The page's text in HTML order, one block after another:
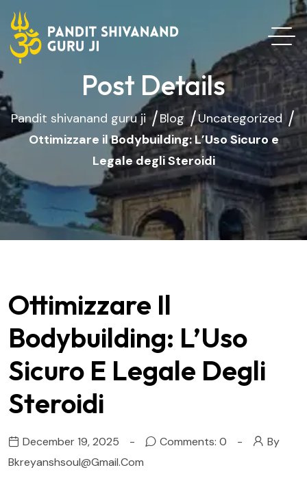
Post Details
Pandit shivanand guru ji Blog
Uncategorized
Ottimizzare il Bodybuilding: L’Uso Sicuro e
Legale degli Steroidi
Ottimizzare Il
Bodybuilding: L’Uso
Sicuro E Legale Degli
Steroidi
December 19, 2025 Comments: 0
By
Bkreyanshsoul@gmail.com